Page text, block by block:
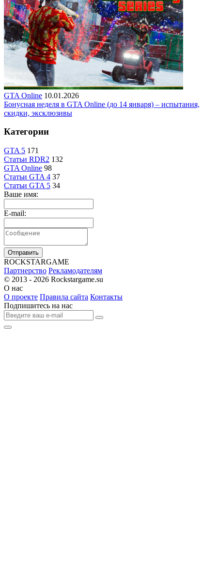
GTA Online 10.01.2026
Бонусная неделя в GTA Online (до 14 января) – испытания,
скидки, эксклюзивы
Категории
GTA 5 171
Статьи RDR2 132
GTA Online 98
Статьи GTA 4 37
Статьи GTA 5 34
Ваше имя:
E-mail:
Отправить
ROCKSTARGAME
Партнерство Рекламодателям
© 2013 - 2026 Rockstargame.su
О нас
О проекте Правила сайта Контакты
Подпишитесь на нас